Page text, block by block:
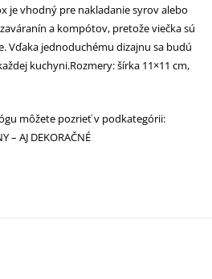
je vhodný pre nakladanie syrov alebo
a kompótov, pretože viečka sú
Vďaka jednoduchému dizajnu sa budú
kuchyni.Rozmery: šírka 11×11 cm,
môžete pozrieť v podkategórii:
– AJ DEKORAČNÉ